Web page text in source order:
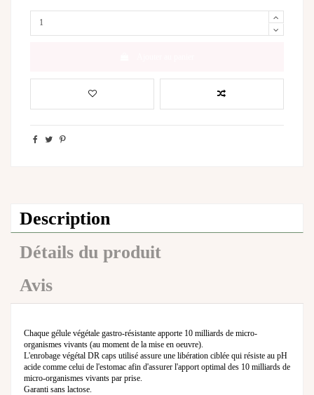
Description
Détails du produit
Avis
Chaque gélule végétale gastro-résistante apporte 10 milliards de micro-
organismes vivants (au moment de la mise en oeuvre).
L'enrobage végétal DR caps utilisé assure une libération ciblée qui résiste au pH
acide comme celui de l'estomac afin d'assurer l'apport optimal des 10 milliards de
micro-organismes vivants par prise.
Garanti sans lactose.